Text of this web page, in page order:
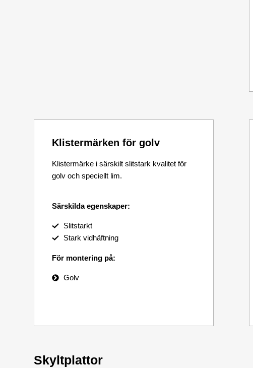
Klistermärken för golv
Klistermärke i särskilt slitstark kvalitet för
golv och speciellt lim.
Särskilda egenskaper:
Slitstarkt
Stark vidhäftning
För montering på:
Golv
Skyltplattor